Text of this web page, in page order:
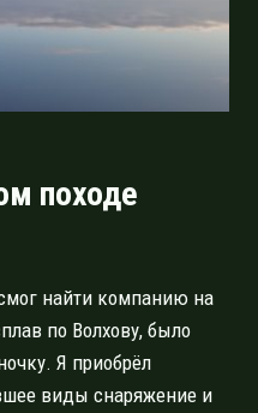
походе
найти компанию на
по Волхову, было
Я приобрёл
виды снаряжение и